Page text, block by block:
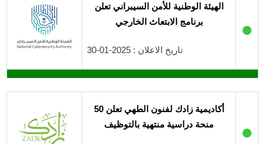
●
الهيئة الوطنية للأمن السيبراني تعلن
برنامج الابتعاث الخارجي
تاريخ الاعلان : 2025-01-30
●
أكاديمية زادك لفنون الطهي تعلن 50
منحة دراسية منتهية بالتوظيف